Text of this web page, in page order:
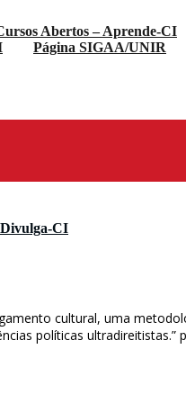
Abertos – Aprende-CI
Página SIGAA/UNIR
Divulga-CI
cultural, uma
políticas ultradireitistas.”